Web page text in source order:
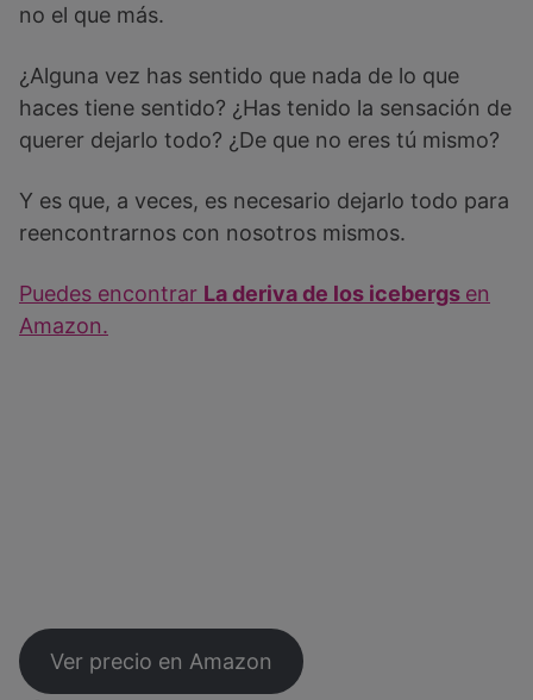
no el que más.
¿Alguna vez has sentido que nada de lo que
haces tiene sentido? ¿Has tenido la sensación de
querer dejarlo todo? ¿De que no eres tú mismo?
Y es que, a veces, es necesario dejarlo todo para
reencontrarnos con nosotros mismos.
Puedes encontrar La deriva de los icebergs en
Amazon.
Ver precio en Amazon